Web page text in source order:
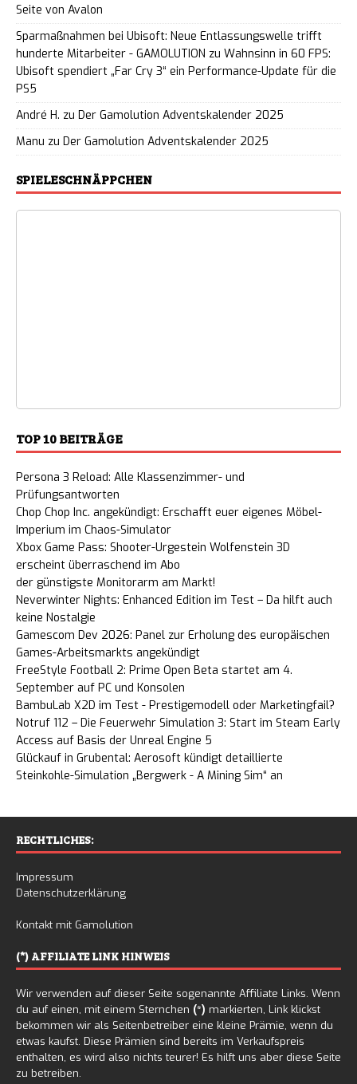
Seite von Avalon
Sparmaßnahmen bei Ubisoft: Neue Entlassungswelle trifft
hunderte Mitarbeiter - GAMOLUTION zu Wahnsinn in 60 FPS:
Ubisoft spendiert „Far Cry 3“ ein Performance-Update für die
PS5
André H. zu Der Gamolution Adventskalender 2025
Manu zu Der Gamolution Adventskalender 2025
SPIELESCHNÄPPCHEN
TOP 10 BEITRÄGE
Persona 3 Reload: Alle Klassenzimmer- und
Prüfungsantworten
Chop Chop Inc. angekündigt: Erschafft euer eigenes Möbel-
Imperium im Chaos-Simulator
Xbox Game Pass: Shooter-Urgestein Wolfenstein 3D
erscheint überraschend im Abo
der günstigste Monitorarm am Markt!
Neverwinter Nights: Enhanced Edition im Test – Da hilft auch
keine Nostalgie
Gamescom Dev 2026: Panel zur Erholung des europäischen
Games-Arbeitsmarkts angekündigt
FreeStyle Football 2: Prime Open Beta startet am 4.
September auf PC und Konsolen
BambuLab X2D im Test - Prestigemodell oder Marketingfail?
Notruf 112 – Die Feuerwehr Simulation 3: Start im Steam Early
Access auf Basis der Unreal Engine 5
Glückauf in Grubental: Aerosoft kündigt detaillierte
Steinkohle-Simulation „Bergwerk - A Mining Sim“ an
RECHTLICHES:
Impressum
Datenschutzerklärung
Kontakt mit Gamolution
(*) AFFILIATE LINK HINWEIS
Wir verwenden auf dieser Seite sogenannte Affiliate Links. Wenn
du auf einen, mit einem Sternchen (*) markierten, Link klickst
bekommen wir als Seitenbetreiber eine kleine Prämie, wenn du
etwas kaufst. Diese Prämien sind bereits im Verkaufspreis
enthalten, es wird also nichts teurer! Es hilft uns aber diese Seite
zu betreiben.